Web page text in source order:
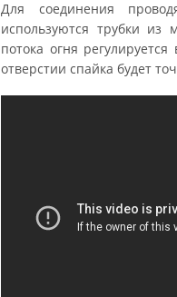
Для соединения
используются трубки из
потока огня
отверстии спайка будет